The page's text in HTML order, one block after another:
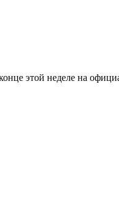
этой неделе на